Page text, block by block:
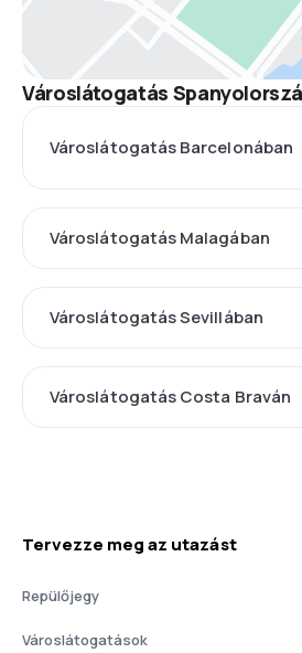
Városlátogatás
Városlátogatás Barcelonában
Városlátogatás Malagában
Városlátogatás Sevillában
Városlátogatás Costa Braván
Tervezze meg az utazást
Repülőjegy
Városlátogatások